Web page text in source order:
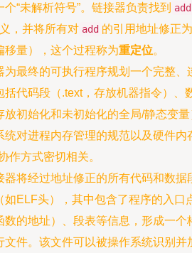
“未解析符号”。链接器负责找到 add
，并将所有对 add 的引用地址修正为
移量），这个过程称为重定位。
为最终的可执行程序规划一个完整、
括代码段（.text，存放机器指令）、
放初始化和未初始化的全局/静态变量
统对进程内存管理的规范以及硬件内
作方式密切相关。
器将经过地址修正的所有代码和数据
如ELF头），其中包含了程序的入口
数的地址）、段表等信息，形成一个
文件。该文件可以被操作系统识别并